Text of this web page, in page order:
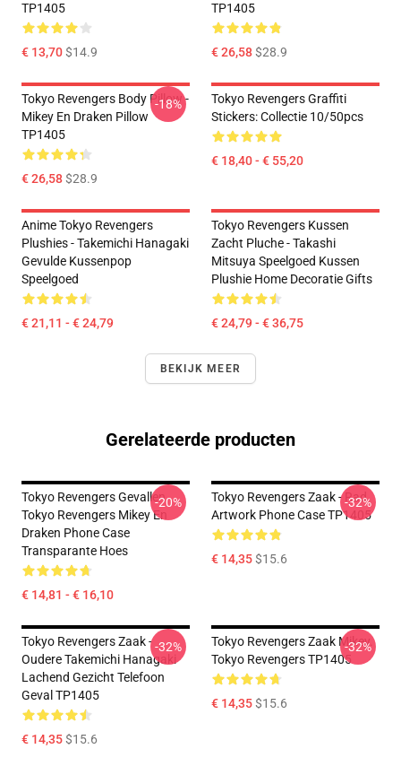
TP1405
€ 13,70$14.9
TP1405
€ 26,58$28.9
Tokyo Revengers Body Pillow -
Mikey En Draken Pillow
TP1405
€ 26,58$28.9
-18%
Tokyo Revengers Graffiti
Stickers: Collectie 10/50pcs
€ 18,40 - € 55,20
Anime Tokyo Revengers
Plushies - Takemichi Hanagaki
Gevulde Kussenpop
Speelgoed
€ 21,11 - € 24,79
Tokyo Revengers Kussen
Zacht Pluche - Takashi
Mitsuya Speelgoed Kussen
Plushie Home Decoratie Gifts
€ 24,79 - € 36,75
BEKIJK MEER
Gerelateerde producten
Tokyo Revengers Gevallen
Tokyo Revengers Mikey En
Draken Phone Case
Transparante Hoes
€ 14,81 - € 16,10
-20%
Tokyo Revengers Zaak - Rad
Artwork Phone Case TP1405
€ 14,35$15.6
-32%
Tokyo Revengers Zaak -
Oudere Takemichi Hanagaki
Lachend Gezicht Telefoon
Geval TP1405
€ 14,35$15.6
-32%
Tokyo Revengers Zaak Mikey.
Tokyo Revengers TP1405
€ 14,35$15.6
-32%